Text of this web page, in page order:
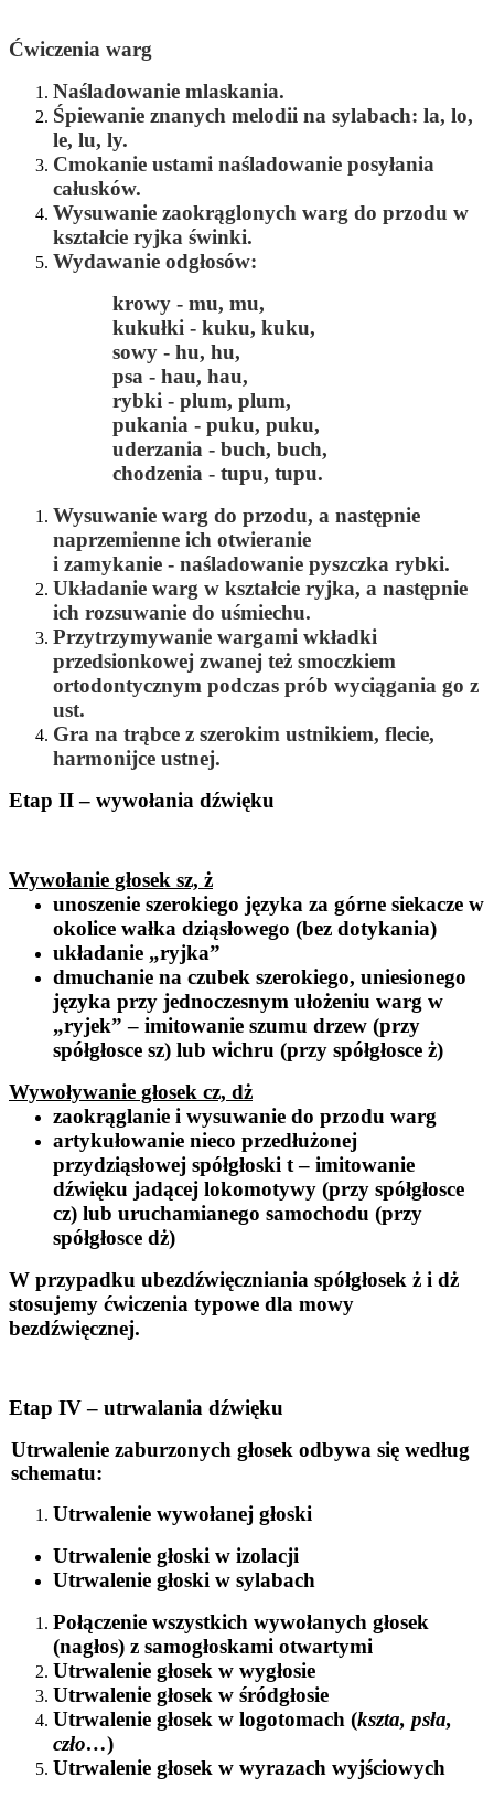
Ćwiczenia warg
Naśladowanie mlaskania.
Śpiewanie znanych melodii na sylabach: la, lo,
le, lu, ly.
Cmokanie ustami naśladowanie posyłania
całusków.
Wysuwanie zaokrąglonych warg do przodu w
kształcie ryjka świnki.
Wydawanie odgłosów:
krowy - mu, mu,
kukułki - kuku, kuku,
sowy - hu, hu,
psa - hau, hau,
rybki - plum, plum,
pukania - puku, puku,
uderzania - buch, buch,
chodzenia - tupu, tupu.
Wysuwanie warg do przodu, a następnie
naprzemienne ich otwieranie
i zamykanie - naśladowanie pyszczka rybki.
Układanie warg w kształcie ryjka, a następnie
ich rozsuwanie do uśmiechu.
Przytrzymywanie wargami wkładki
przedsionkowej zwanej też smoczkiem
ortodontycznym podczas prób wyciągania go z
ust.
Gra na trąbce z szerokim ustnikiem, flecie,
harmonijce ustnej.
Etap II – wywołania dźwięku
Wywołanie głosek sz, ż
unoszenie szerokiego języka za górne siekacze w
okolice wałka dziąsłowego (bez dotykania)
układanie „ryjka”
dmuchanie na czubek szerokiego, uniesionego
języka przy jednoczesnym ułożeniu warg w
„ryjek” – imitowanie szumu drzew (przy
spółgłosce sz) lub wichru (przy spółgłosce ż)
Wywoływanie głosek cz, dż
zaokrąglanie i wysuwanie do przodu warg
artykułowanie nieco przedłużonej
przydziąsłowej spółgłoski t– imitowanie
dźwięku jadącej lokomotywy (przy spółgłosce
cz) lub uruchamianego samochodu (przy
spółgłosce dż)
W przypadku ubezdźwięczniania spółgłosek ż i dż
stosujemy ćwiczenia typowe dla mowy
bezdźwięcznej.
Etap IV – utrwalania dźwięku
Utrwalenie zaburzonych głosek odbywa się według
schematu:
Utrwalenie wywołanej głoski
Utrwalenie głoski w izolacji
Utrwalenie głoski w sylabach
Połączenie wszystkich wywołanych głosek
(nagłos) z samogłoskami otwartymi
Utrwalenie głosek w wygłosie
Utrwalenie głosek w śródgłosie
Utrwalenie głosek w logotomach (kszta, psła,
czło…)
Utrwalenie głosek w wyrazach wyjściowych